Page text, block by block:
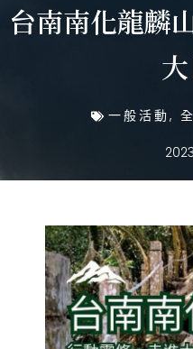
台南南化龍麟
一般活動,